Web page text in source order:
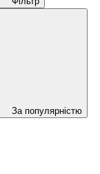
За популярністю